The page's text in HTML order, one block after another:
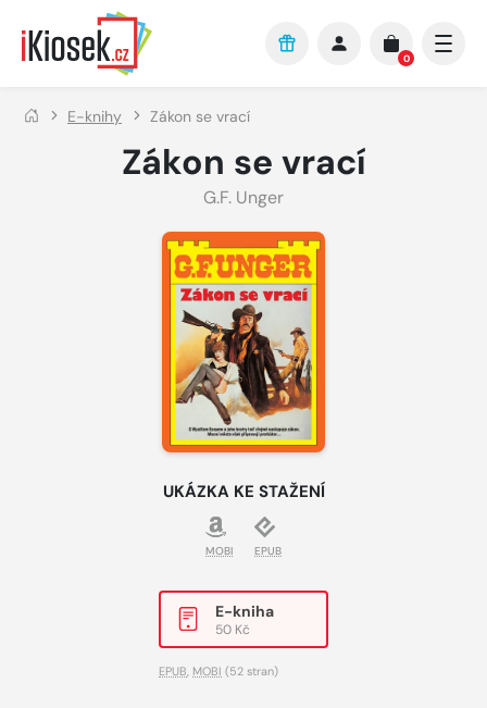
Přejít na hlavní obsah
0
E-knihy Zákon se vrací
Zákon se vrací
G.F. Unger
UKÁZKA KE STAŽENÍ
MOBI EPUB
E-kniha
50 Kč
EPUB, MOBI (52 stran)